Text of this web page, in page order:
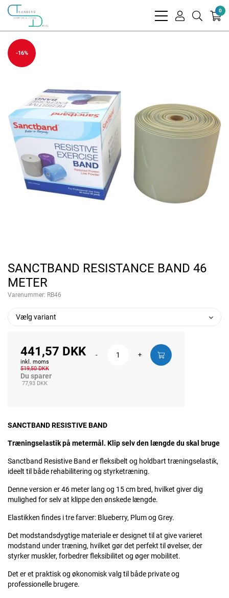
bars
user
search
0
-16%
SANCTBAND RESISTANCE BAND 46
METER
Varenummer: RB46
Vælg variant
441,57 DKK
inkl. moms
519,50 DKK
Du sparer
77,93 DKK
- +
SANCTBAND RESISTIVE BAND
Træningselastik på metermål. Klip selv den længde du skal bruge
Sanctband Resistive Band er fleksibelt og holdbart træningselastik,
ideelt til både rehabilitering og styrketræning.
Denne version er 46 meter lang og 15 cm bred, hvilket giver dig
mulighed for selv at klippe den ønskede længde.
Elastikken findes i tre farver: Blueberry, Plum og Grey.
Det modstandsdygtige materiale er designet til at give varieret
modstand under træning, hvilket gør det perfekt til øvelser, der
styrker muskler, forbedrer fleksibilitet og øger mobilitet.
Det er et praktisk og økonomisk valg til både private og
professionelle brugere.